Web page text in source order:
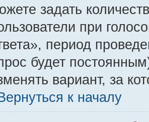
задать
при
период
будет
вариант, за
к началу